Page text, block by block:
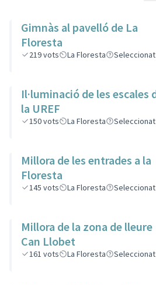
Gimnàs al pavelló de La
Floresta
219vots La Floresta Seleccionat
Il·luminació de les escales de
la UREF
150vots La Floresta Seleccionat
Millora de les entrades a la
Floresta
145 vots La Floresta Seleccionat
Millora de la zona de lleure
Can Llobet
161 vots La Floresta Seleccionat